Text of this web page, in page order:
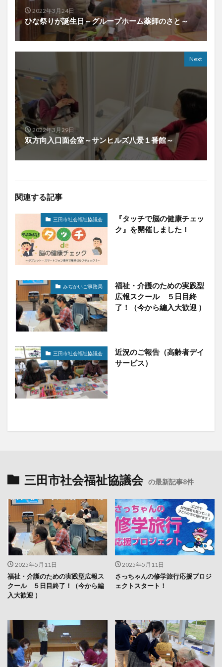
2022年3月24日
ひな祭りが誕生日～グループホーム薬師のさと～
Next
2022年3月29日
双方向入口面会室～サンヒルズ八景１番館～
関連する記事
三田市社会福祉協議会
『タッチで脳の健康チェッ
ク』を開催しました！
みぢかいご事務局
福祉・介護のための実践型
広報スクール ５日目終
了！（今から編入大歓迎 ）
三田市社会福祉協議会
近況のご報告（高齢者デイ
サービス）
三田市社会福祉協議会 の最新記事8件
2025年5月11日
福祉・介護のための実践型広報ス
クール ５日目終了！（今から編
入大歓迎 ）
2025年5月11日
さっちゃんの修学旅行応援プロジ
ェクトスタート！